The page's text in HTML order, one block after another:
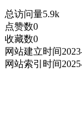
总访问量5.9k
点赞数0
收藏数0
网站建立时间
网站索引时间